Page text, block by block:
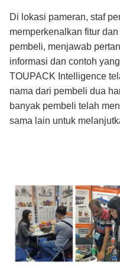
Di lokasi pameran, staf
memperkenalkan fitur
pembeli, menjawab
informasi dan contoh
TOUPACK Intelligence
nama dari pembeli dua
banyak pembeli telah
sama lain untuk